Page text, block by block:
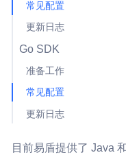
常见配置
更新日志
Go SDK
准备工作
常见配置
更新日志
目前易盾提供了 Java